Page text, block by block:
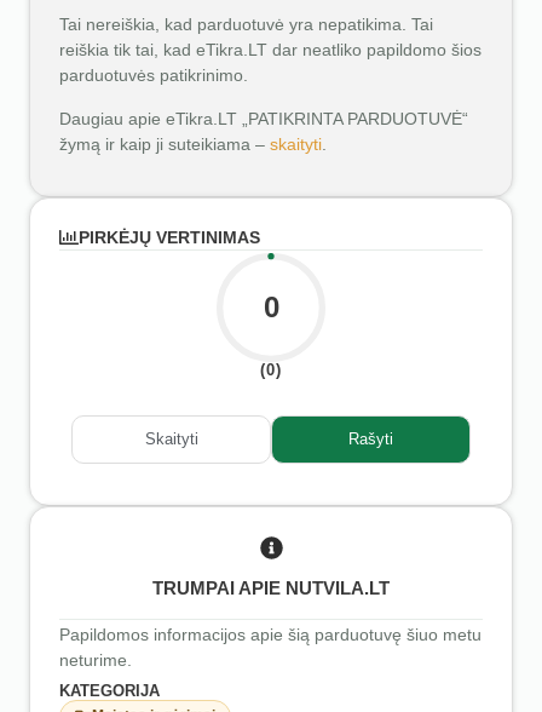
Tai nereiškia, kad parduotuvė yra nepatikima. Tai
reiškia tik tai, kad eTikra.LT dar neatliko papildomo šios
parduotuvės patikrinimo.
Daugiau apie eTikra.LT „PATIKRINTA PARDUOTUVĖ“
žymą ir kaip ji suteikiama – skaityti
PIRKĖJŲ VERTINIMAS
0
(0)
Skaityti Rašyti
TRUMPAI APIE NUTVILA.LT
Papildomos informacijos apie šią parduotuvę šiuo metu
neturime.
KATEGORIJA